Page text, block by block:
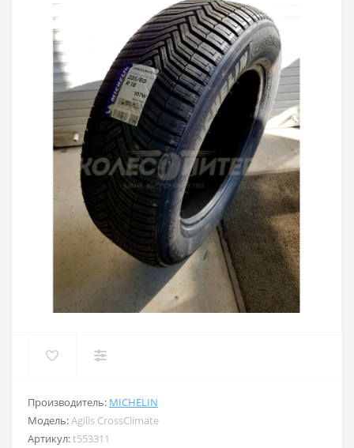
Производитель: MICHELIN
Модель:Agilis CrossClimate
Артикул:t553311